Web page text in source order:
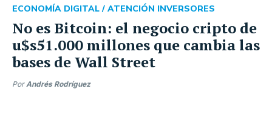
No es Bitcoin: el negocio cripto de
u$s51.000 millones que cambia las
bases de Wall Street
ECONOMÍA DIGITAL / ATENCIÓN INVERSORES
PorAndrés Rodríguez